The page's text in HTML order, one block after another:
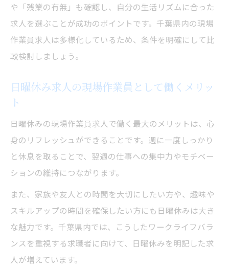
や「残業の有無」も確認し、自分の生活リズムに合った
求人を選ぶことが成功のポイントです。千葉県内の現場
作業員求人は多様化しているため、条件を明確にして比
較検討しましょう。
日曜休み求人の現場作業員として働くメリッ
ト
日曜休みの現場作業員求人で働く最大のメリットは、心
身のリフレッシュができることです。週に一度しっかり
と休息を取ることで、翌週の仕事への集中力やモチベー
ションの維持につながります。
また、家族や友人との時間を大切にしたい方や、趣味や
スキルアップの時間を確保したい方にも日曜休みは大き
な魅力です。千葉県内では、こうしたワークライフバラ
ンスを重視する求職者に向けて、日曜休みを明記した求
人が増えています。